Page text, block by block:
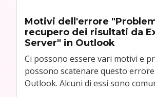
Motivi dell'errore
recupero dei risultati da
Server" in Outlook
Ci possono essere vari motivi e
possono scatenare questo
Outlook. Alcuni di essi sono